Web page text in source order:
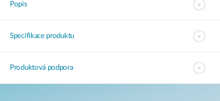
Popis
Specifikace produktu
Produktová podpora